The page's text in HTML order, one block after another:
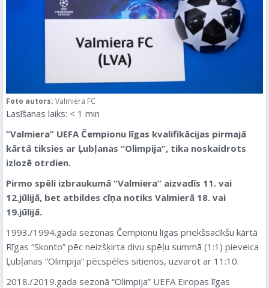
Foto autors: Valmiera FC
Lasīšanas laiks: < 1 min
“Valmiera” UEFA Čempionu līgas kvalifikācijas pirmajā
kārtā tiksies ar Ļubļanas “Olimpija”, tika noskaidrots
izlozē otrdien.
Pirmo spēli izbraukumā “Valmiera” aizvadīs 11. vai
12.jūlijā, bet atbildes cīņa notiks Valmierā 18. vai
19.jūlijā.
1993./1994.gada sezonas Čempionu līgas priekšsacīkšu kārtā
Rīgas “Skonto” pēc neizšķirta divu spēļu summā (1:1) pieveica
Ļubļanas “Olimpija” pēcspēles sitienos, uzvarot ar 11:10.
2018./2019.gada sezonā “Olimpija” UEFA Eiropas līgas